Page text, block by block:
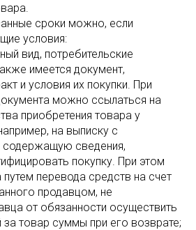
сроки можно, если
условия:
вид, потребительские
имеется документ,
и условия их покупки. При
можно ссылаться на
приобретения товара у
на выписку с
содержащую сведения,
покупку. При этом
перевода средств на счет
продавцом, не
от обязанности осуществить
за товар суммы при его возврате;